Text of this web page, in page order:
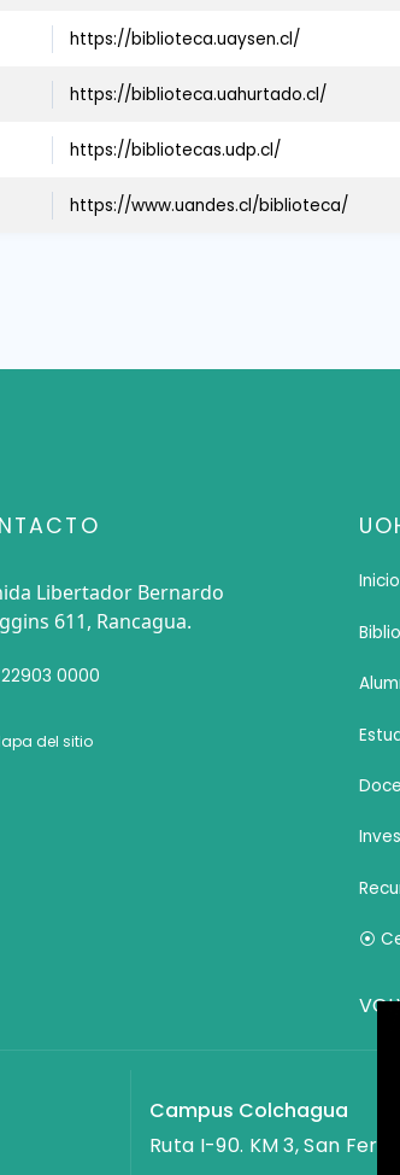
https://biblioteca.uaysen.cl/
https://biblioteca.uahurtado.cl/
https://bibliotecas.udp.cl/
https://www.uandes.cl/biblioteca/
Libertador Bernardo
611, Rancagua.
0000
del sitio
Inicio
⦿
Campus Colchagua
Ruta I-90. KM 3, San